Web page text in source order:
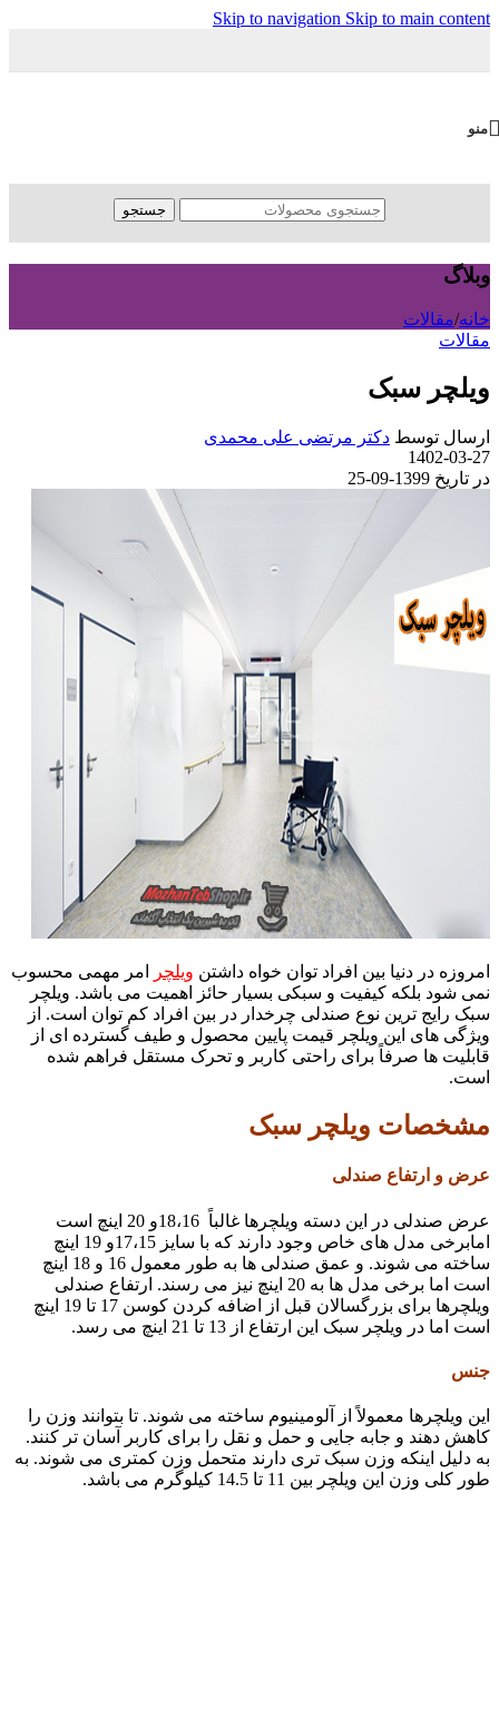
Skip to navigation Skip to main content
منو
جستجو
وبلاگ
خانه/مقالات
مقالات
ویلچر سبک
ارسال توسط دکتر مرتضی علی محمدی
1402-03-27
در تاریخ 1399-09-25
امروزه در دنیا بین افراد توان خواه داشتن ویلچر
امر مهمی محسوب
نمی شود بلکه کیفیت و سبکی بسیار حائز اهمیت می باشد. ویلچر
سبک رایج ترین نوع صندلی چرخدار در بین افراد کم توان است. از
ویژگی های این ویلچر قیمت پایین محصول و طیف گسترده ای از
قابلیت ها صرفاً برای راحتی کاربر و تحرک مستقل فراهم شده
است.
مشخصات ویلچر سبک
عرض و ارتفاع صندلی
عرض صندلی در این دسته ویلچرها غالباً 18،16و 20 اینچ است
امابرخی مدل های خاص وجود دارند که با سایز 17،15و 19 اینچ
ساخته می شوند. و عمق صندلی ها به طور معمول 16 و 18 اینچ
است اما برخی مدل ها به 20 اینچ نیز می رسند. ارتفاع صندلی
ویلچرها برای بزرگسالان قبل از اضافه کردن کوسن 17 تا 19 اینچ
است اما در ویلچر سبک این ارتفاع از 13 تا 21 اینچ می رسد.
جنس
این ویلچرها معمولاً از آلومینیوم ساخته می شوند. تا بتوانند وزن را
کاهش دهند و جابه جایی و حمل و نقل را برای کاربر آسان تر کنند.
به دلیل اینکه وزن سبک تری دارند متحمل وزن کمتری می شوند. به
طور کلی وزن این ویلچر بین 11 تا 14.5 کیلوگرم می باشد.